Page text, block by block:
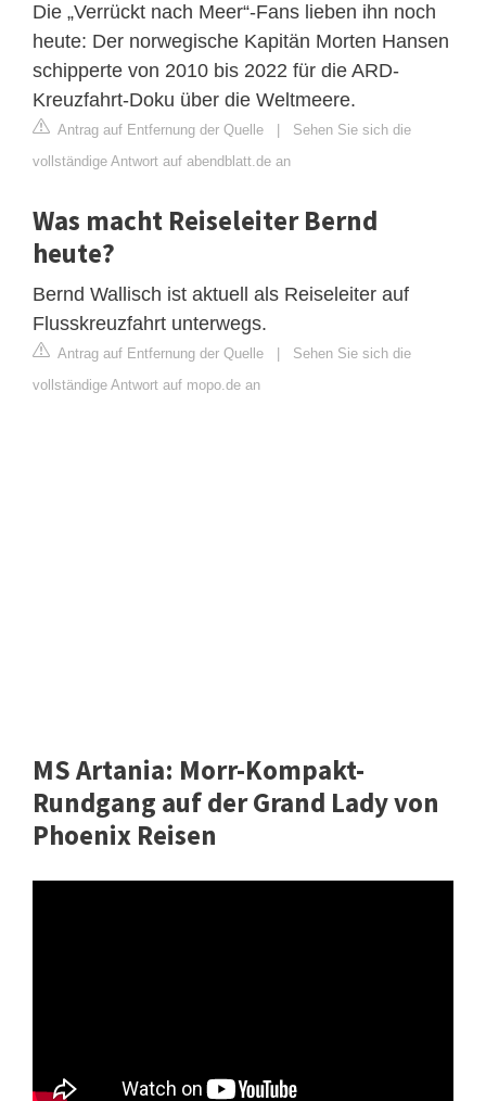
Die „Verrückt nach Meer“-Fans lieben ihn noch
heute: Der norwegische Kapitän Morten Hansen
schipperte von 2010 bis 2022 für die ARD-
Kreuzfahrt-Doku über die Weltmeere.
Antrag auf Entfernung der Quelle
Sehen Sie sich die
vollständige Antwort auf abendblatt.de an
Was macht Reiseleiter Bernd
heute?
Bernd Wallisch ist aktuell als Reiseleiter auf
Flusskreuzfahrt unterwegs.
Antrag auf Entfernung der Quelle
Sehen Sie sich die
vollständige Antwort auf mopo.de an
MS Artania: Morr-Kompakt-
Rundgang auf der Grand Lady von
Phoenix Reisen